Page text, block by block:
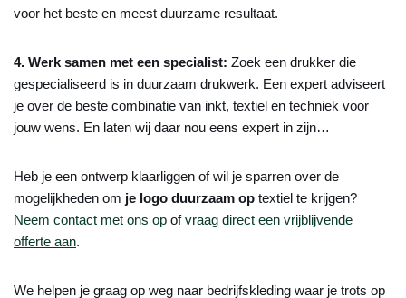
voor het beste en meest duurzame resultaat.
4. Werk samen met een specialist: Zoek een drukker die
gespecialiseerd is in duurzaam drukwerk. Een expert adviseert
je over de beste combinatie van inkt, textiel en techniek voor
jouw wens. En laten wij daar nou eens expert in zijn…
Heb je een ontwerp klaarliggen of wil je sparren over de
mogelijkheden om je logo duurzaam op textiel te krijgen?
Neem contact met ons op ofvraag direct een vrijblijvende
offerte aan.
We helpen je graag op weg naar bedrijfskleding waar je trots op